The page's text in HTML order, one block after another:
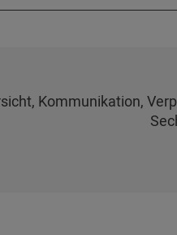
Kommunikation,